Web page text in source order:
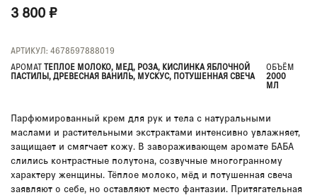
3 800 ₽
АРТИКУЛ: 4678597888019
АРОМАТ ТЕПЛОЕ МОЛОКО, МЕД, РОЗА, КИСЛИНКА ЯБЛОЧНОЙ
ПАСТИЛЫ, ДРЕВЕСНАЯ ВАНИЛЬ, МУСКУС, ПОТУШЕННАЯ СВЕЧА
ОБЪЁМ
2000
МЛ
Парфюмированный крем для рук и тела с натуральными
маслами и растительными экстрактами интенсивно увлажняет,
защищает и смягчает кожу. В завораживающем аромате БАБА
слились контрастные полутона, созвучные многогранному
характеру женщины. Тёплое молоко, мёд и потушенная свеча
заявляют о себе, но оставляют место фантазии. Притягательная